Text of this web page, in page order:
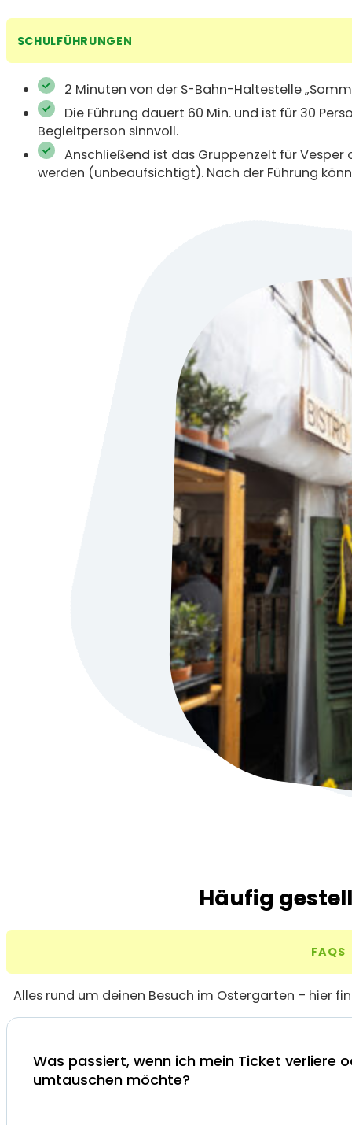
SCHULFÜHRUNGEN
2 Minuten von der S-Bahn-Haltestelle
Die Führung dauert 60 Min. und ist für 30
Begleitperson sinnvoll.
Anschließend ist das Gruppenzelt für
werden ­(unbeaufsichtigt). Nach der Führung
Häufig
FAQS
Alles rund um deinen Besuch im Ostergarten – hier
Was passiert, wenn ich mein Ticket verliere
umtauschen möchte?